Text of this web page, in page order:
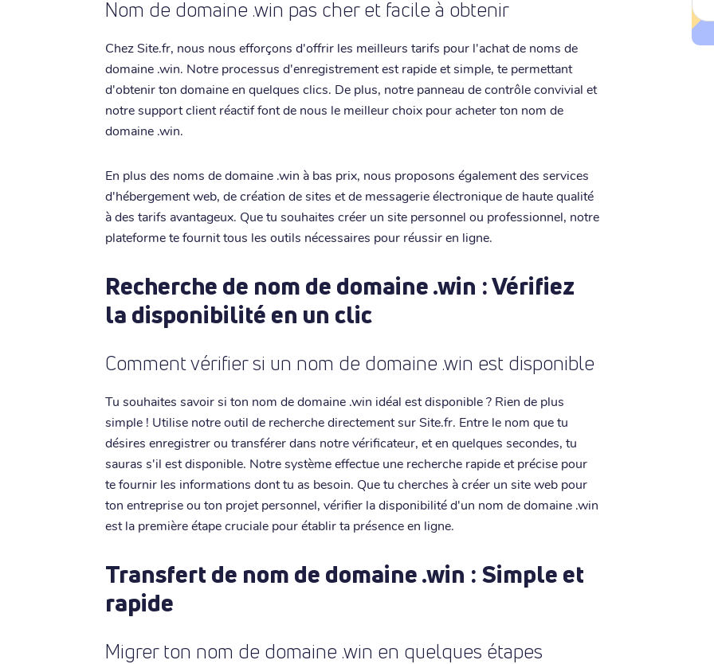
Nom de domaine .win pas cher et facile à obtenir
Chez Site.fr, nous nous efforçons d'offrir les meilleurs tarifs pour l'achat de noms de
domaine .win. Notre processus d'enregistrement est rapide et simple, te permettant
d'obtenir ton domaine en quelques clics. De plus, notre panneau de contrôle convivial et
notre support client réactif font de nous le meilleur choix pour acheter ton nom de
domaine .win.
En plus des noms de domaine .win à bas prix, nous proposons également des services
d'hébergement web, de création de sites et de messagerie électronique de haute qualité
à des tarifs avantageux. Que tu souhaites créer un site personnel ou professionnel, notre
plateforme te fournit tous les outils nécessaires pour réussir en ligne.
Recherche de nom de domaine .win : Vérifiez
la disponibilité en un clic
Comment vérifier si un nom de domaine .win est disponible
Tu souhaites savoir si ton nom de domaine .win idéal est disponible ? Rien de plus
simple ! Utilise notre outil de recherche directement sur Site.fr. Entre le nom que tu
désires enregistrer ou transférer dans notre vérificateur, et en quelques secondes, tu
sauras s'il est disponible. Notre système effectue une recherche rapide et précise pour
te fournir les informations dont tu as besoin. Que tu cherches à créer un site web pour
ton entreprise ou ton projet personnel, vérifier la disponibilité d'un nom de domaine .win
est la première étape cruciale pour établir ta présence en ligne.
Transfert de nom de domaine .win : Simple et
rapide
Migrer ton nom de domaine .win en quelques étapes